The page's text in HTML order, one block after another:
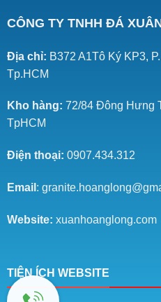
CÔNG TY TNHH ĐÁ
Địa chỉ: B372 A1Tô Ký KP3,
Tp.HCM
Kho hàng: 72/84 Đông Hưng
TpHCM
Điện thoại: 0907.434.312
Email :
Website: xuanhoanglong.com
TIỆN ÍCH WEBSITE